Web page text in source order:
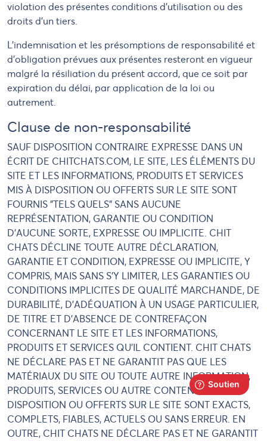
violation des présentes conditions d'utilisation ou des
droits d'un tiers.
L'indemnisation et les présomptions de responsabilité et
d'obligation prévues aux présentes resteront en vigueur
malgré la résiliation du présent accord, que ce soit par
expiration du délai, par application de la loi ou
autrement.
Clause de non-responsabilité
SAUF DISPOSITION CONTRAIRE EXPRESSE DANS UN
ÉCRIT DE CHITCHATS.COM, LE SITE, LES ÉLÉMENTS DU
SITE ET LES INFORMATIONS, PRODUITS ET SERVICES
MIS À DISPOSITION OU OFFERTS SUR LE SITE SONT
FOURNIS "TELS QUELS" SANS AUCUNE
REPRÉSENTATION, GARANTIE OU CONDITION
D'AUCUNE SORTE, EXPRESSE OU IMPLICITE. CHIT
CHATS DÉCLINE TOUTE AUTRE DÉCLARATION,
GARANTIE ET CONDITION, EXPRESSE OU IMPLICITE, Y
COMPRIS, MAIS SANS S'Y LIMITER, LES GARANTIES OU
CONDITIONS IMPLICITES DE QUALITÉ MARCHANDE, DE
DURABILITÉ, D'ADÉQUATION À UN USAGE PARTICULIER,
DE TITRE ET D'ABSENCE DE CONTREFAÇON
CONCERNANT LE SITE ET LES INFORMATIONS,
PRODUITS ET SERVICES QU'IL CONTIENT. CHIT CHATS
NE DÉCLARE PAS ET NE GARANTIT PAS QUE LES
MATÉRIAUX DU SITE OU TOUTE AUTRE INFORMATION,
PRODUITS, SERVICES OU AUTRE CONTENU MIS À
DISPOSITION OU OFFERTS SUR LE SITE SONT EXACTS,
COMPLETS, FIABLES, ACTUELS OU SANS ERREUR. EN
OUTRE, CHIT CHATS NE DÉCLARE PAS ET NE GARANTIT